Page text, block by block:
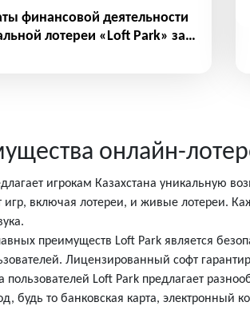
финансовой деятельности
лотереи «Loft Park» за
онлайн-
игрокам Казахстана уникальную
игр, включая лотереи, и живые лотереи.
преимуществ Loft Park является
Лицензированный софт
пользователей Loft Park предлагает
будь то банковская карта,